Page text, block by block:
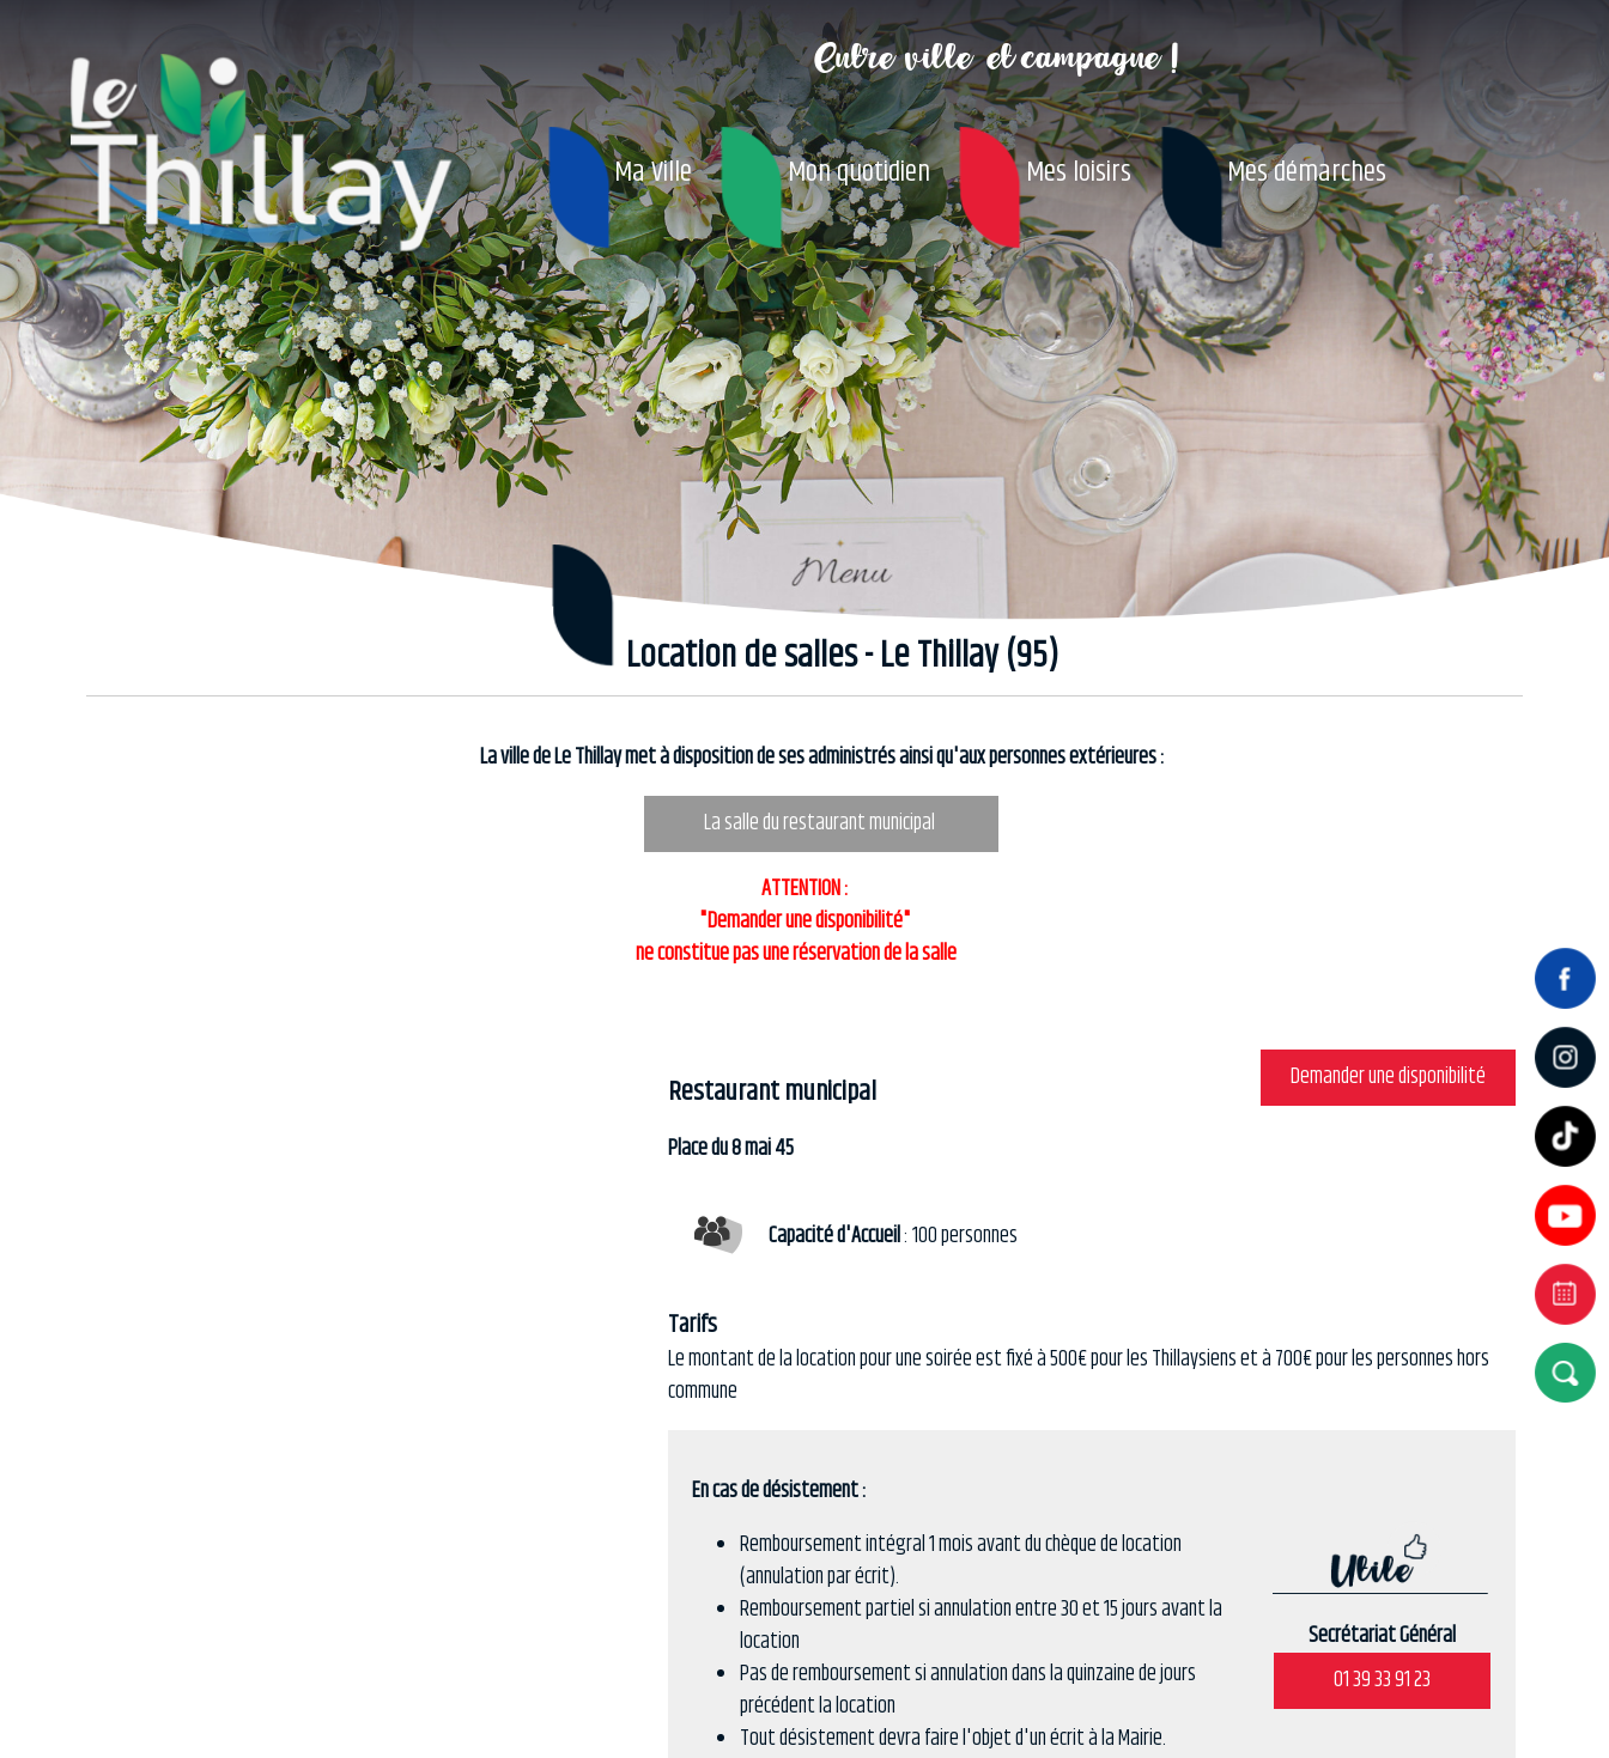
Entre ville et campagne !
Ma Ville Mon quotidien Mes loisirs Mes démarches
Location de salles - Le Thillay (95)
La ville de Le Thillay met à disposition de ses administrés ainsi qu'aux personnes extérieures :
La salle du restaurant municipal
ATTENTION :
"Demander une disponibilité"
ne constitue pas une réservation de la salle
Demander une disponibilité
Restaurant municipal
Place du 8 mai 45
Capacité d'Accueil: 100 personnes
Tarifs
Le montant de la location pour une soirée est fixé à 500€ pour les Thillaysiens et à 700€ pour les personnes hors
commune
En cas de désistement :
Remboursement intégral 1 mois avant du chèque de location
(annulation par écrit).
Remboursement partiel si annulation entre 30 et 15 jours avant la
location
Pas de remboursement si annulation dans la quinzaine de jours
précédent la location
Tout désistement devra faire l'objet d'un écrit à la Mairie.
Secrétariat Général
01 39 33 91 23